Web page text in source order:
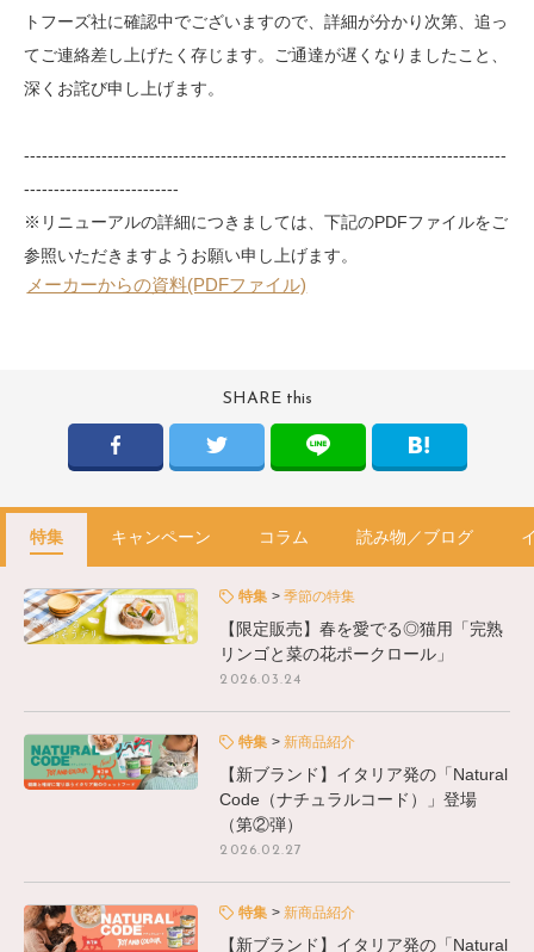
トフーズ社に確認中でございますので、詳細が分かり次第、追っ
てご連絡差し上げたく存じます。ご通達が遅くなりましたこと、
深くお詫び申し上げます。
---------------------------------------------------------------------------------
--------------------------
※リニューアルの詳細につきましては、下記のPDFファイルをご
参照いただきますようお願い申し上げます。
メーカーからの資料(PDFファイル)
SHARE this
特集 キャンペーン コラム 読み物／ブログ
特集 季節の特集
【限定販売】春を愛でる◎猫用「完熟
リンゴと菜の花ポークロール」
2026.03.24
特集 新商品紹介
【新ブランド】イタリア発の「Natural
Code（ナチュラルコード）」登場
（第②弾）
2026.02.27
特集 新商品紹介
【新ブランド】イタリア発の「Natural